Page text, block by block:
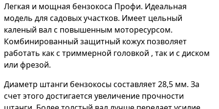
Легкая и мощная бензокоса Профи. Идеальная
модель для садовых участков. Имеет цельный
каленый вал с повышенным моторесурсом.
Комбинированный защитный кожух позволяет
работать как с триммерной головкой , так и с диском
или фрезой.
Диаметр штанги бензокосы составляет 28,5 мм. За
счет этого достигается увеличение прочности